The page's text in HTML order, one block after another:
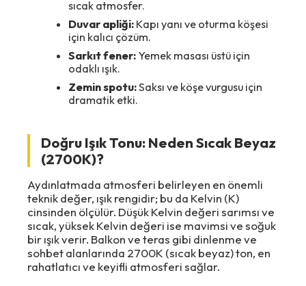
sıcak atmosfer.
Duvar apliği: Kapı yanı ve oturma köşesi
için kalıcı çözüm.
Sarkıt fener: Yemek masası üstü için
odaklı ışık.
Zemin spotu:Saksı ve köşe vurgusu için
dramatik etki.
Doğru Işık Tonu: Neden Sıcak Beyaz
(2700K)?
Aydınlatmada atmosferi belirleyen en önemli
teknik değer, ışık rengidir; bu da Kelvin (K)
cinsinden ölçülür. Düşük Kelvin değeri sarımsı ve
sıcak, yüksek Kelvin değeri ise mavimsi ve soğuk
bir ışık verir. Balkon ve teras gibi dinlenme ve
sohbet alanlarında 2700K (sıcak beyaz) ton, en
rahatlatıcı ve keyifli atmosferi sağlar.